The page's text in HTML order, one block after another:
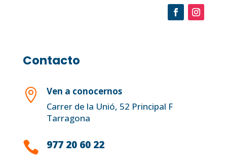
Contacto

Ven a conocernos
Carrer de la Unió, 52 Principal F
Tarragona
 977 20 60 22